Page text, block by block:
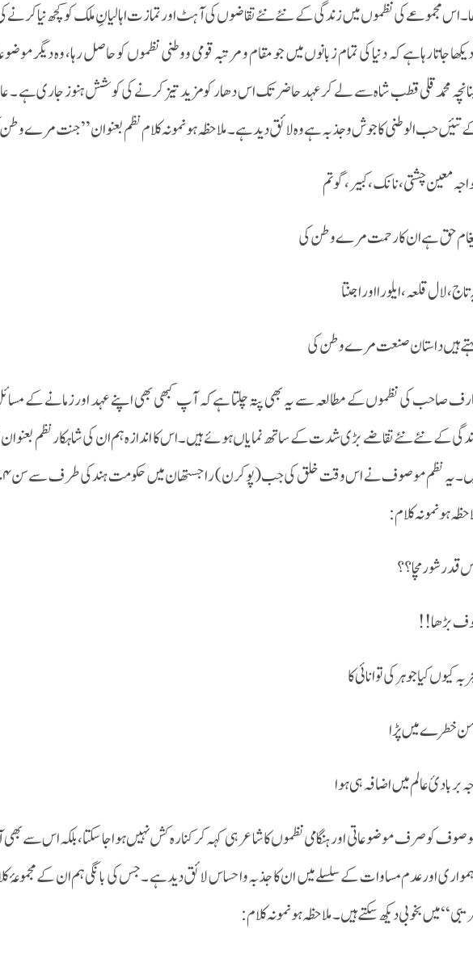
اس مجموعے کی نظموں میں زندگی کے نئے نئے تقاضوں کی آہٹ اور تمازت اہالیانِ ملک کو کچھ نیا کرنے
دیکھا جاتا رہا ہے کہ دنیا کی تمام زبانوں میں جو مقام و مرتبہ قومی و وطنی نظموں کو حاصل رہا، وہ
محمد قلی قطب شاہ سے لے کر عہد حاضر تک اس دھار کو مزید تیز کرنے کی کوشش ہنوز جاری ہے
تئیں حب الوطنی کا جوش و جذبہ ہے وہ لائق دید ہے ۔ ملاحظہ ہو نمونہ کلام نظم بعنوان’’جنت مرے
معین چشتی، نانک، کبیر، گوتم
حق ہے ان کا رحمت مرے وطن کی
لال قلعہ، ایلورا اور اجنتا
ہیں داستان صنعت مرے وطن کی
صاحب کی نظموں کے مطالعہ سے یہ بھی پتہ چلتا ہے کہ آپ کبھی بھی اپنے عہد اور زمانے کے
کے نئے نئے تقاضے بڑی شدت کے ساتھ نمایاں ہوئے ہیں۔ اس کا اندازہ ہم ان کی شاہکار نظم بعنوان
ہو نمونہ کلام:
قدر شور مچا؟؟
بڑھا!!
کیوں کیا جوہر کی توانائی کا
خطرے میں پڑا
بربادیٔ عالم میں اضافہ ہی ہوا
کو صرف موضوعاتی اور ہنگامی نظموں کا شاعر ہی کہہ کر کنارہ کش نہیں ہوا جا سکتا ، بلکہ اس سے
ہمواری اور عدم مساوات کے سلسلے میں ان کا جذبہ و احساس لائق دید ہے ۔ جس کی بانگی ہم ان کے مجموعۂ
میں بخوبی دیکھ سکتے ہیں۔ملاحظہ ہو نمونہ کلام :